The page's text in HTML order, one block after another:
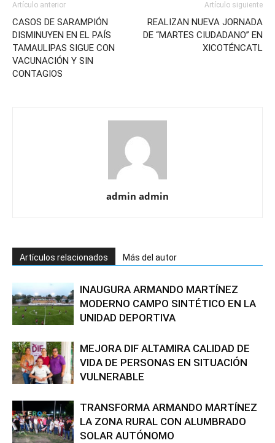
Artículo anterior
CASOS DE SARAMPIÓN
DISMINUYEN EN EL PAÍS
TAMAULIPAS SIGUE CON
VACUNACIÓN Y SIN
CONTAGIOS
Artículo siguiente
REALIZAN NUEVA JORNADA
DE “MARTES CIUDADANO” EN
XICOTÉNCATL
admin admin
Artículos relacionados Más del autor
INAUGURA ARMANDO MARTÍNEZ
MODERNO CAMPO SINTÉTICO EN LA
UNIDAD DEPORTIVA
MEJORA DIF ALTAMIRA CALIDAD DE
VIDA DE PERSONAS EN SITUACIÓN
VULNERABLE
TRANSFORMA ARMANDO MARTÍNEZ
LA ZONA RURAL CON ALUMBRADO
SOLAR AUTÓNOMO